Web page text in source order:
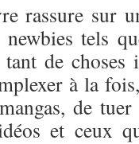
rassure sur
newbies tels
de choses
à la
de tuer
et ceux